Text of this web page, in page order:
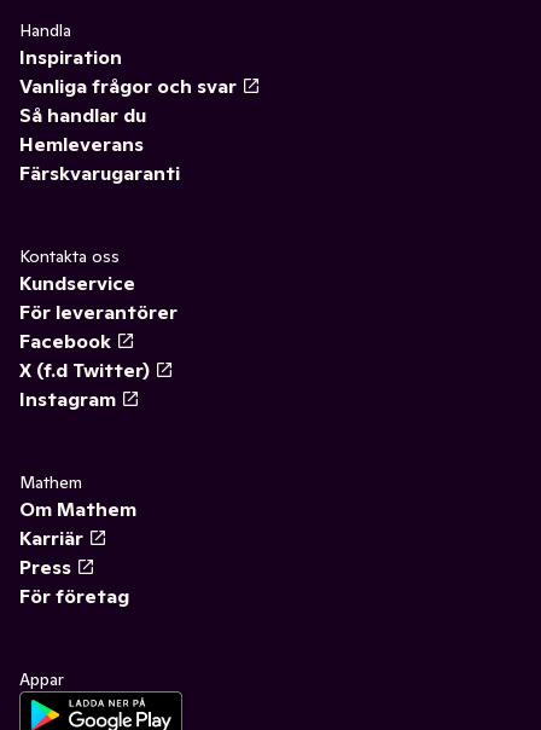
Handla
Inspiration
Vanliga frågor och svar
Så handlar du
Hemleverans
Färskvarugaranti
Kontakta oss
Kundservice
För leverantörer
Facebook
X (f.d Twitter)
Instagram
Mathem
Om Mathem
Karriär
Press
För företag
Appar